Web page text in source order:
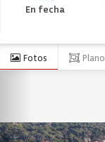
En fecha
Fotos Plano